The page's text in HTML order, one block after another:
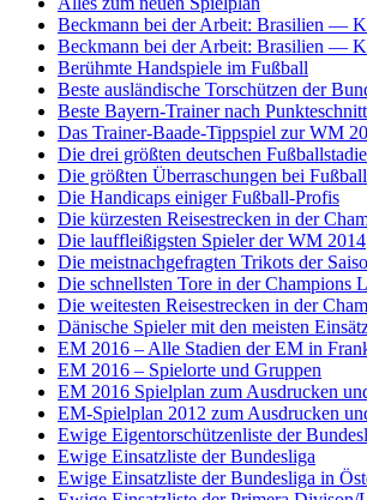
Beckmann bei der Arbeit: Brasilien —
Beckmann bei der Arbeit: Brasilien —
Berühmte Handspiele im Fußball
Beste ausländische Torschützen der
Beste Bayern-Trainer nach
Das Trainer-Baade-Tippspiel zur WM
Die drei größten deutschen
Die größten Überraschungen bei
Die Handicaps einiger Fußball-Profis
Die kürzesten Reisestrecken in der
Die lauffleißigsten Spieler der WM 2014
Die meistnachgefragten Trikots der
Die schnellsten Tore in der Champions
Die weitesten Reisestrecken in der
Dänische Spieler mit den meisten
EM 2016 – Alle Stadien der EM in
EM 2016 – Spielorte und Gruppen
EM 2016 Spielplan zum Ausdrucken
EM-Spielplan 2012 zum Ausdrucken
Ewige Eigentorschützenliste der
Ewige Einsatzliste der Bundesliga
Ewige Einsatzliste der Bundesliga in